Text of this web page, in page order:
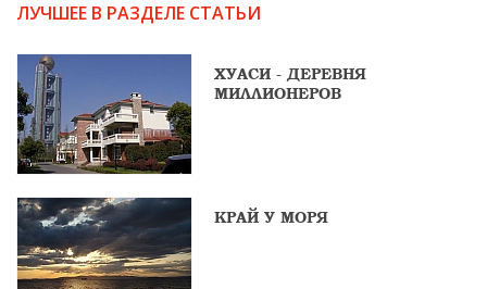
ЛУЧШЕЕ В РАЗДЕЛЕ СТАТЬИ
ХУАСИ - ДЕРЕВНЯ
МИЛЛИОНЕРОВ
КРАЙ У МОРЯ